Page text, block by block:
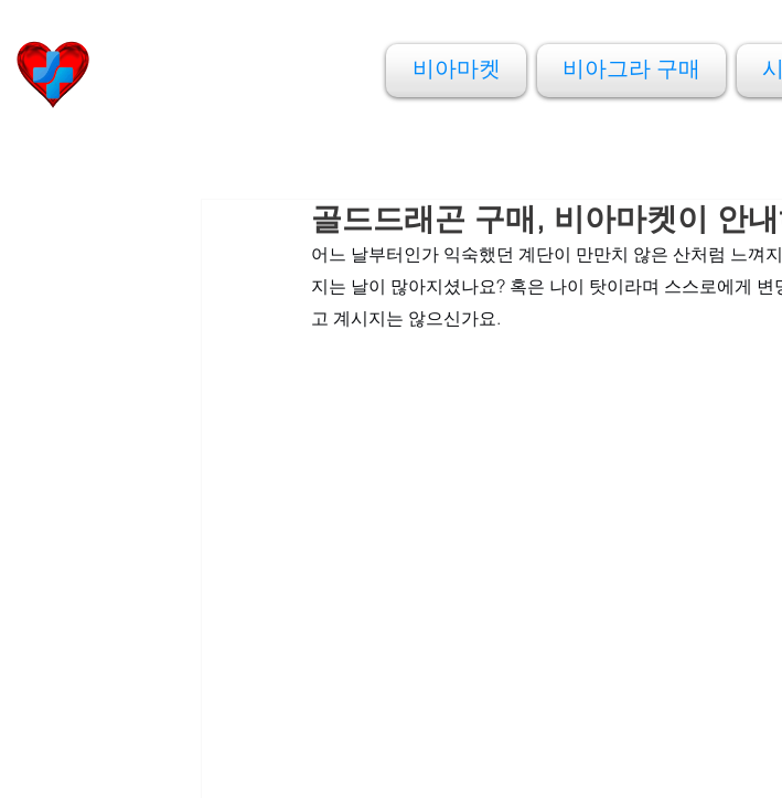
비아마켓 비아그라 구매
골드드래곤 구매, 비아마켓이 안
어느 날부터인가 익숙했던 계단이 만만치 않은 산처럼 느껴
지는 날이 많아지셨나요? 혹은 나이 탓이라며 스스로에게
고 계시지는 않으신가요.